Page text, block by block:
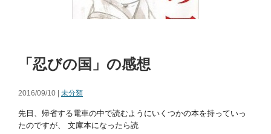
「忍びの国」の感想
2016/09/10 | 未分類
先日、帰省する電車の中で読むようにいくつかの本を持っていっ
たのですが、 文庫本になったら読